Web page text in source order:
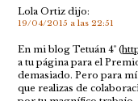
Lola Ortiz dijo:
19/04/2015 a las 22:51
En mi blog Tetuán 4º (
a tu página para el
demasiado. Pero para
que realizas de